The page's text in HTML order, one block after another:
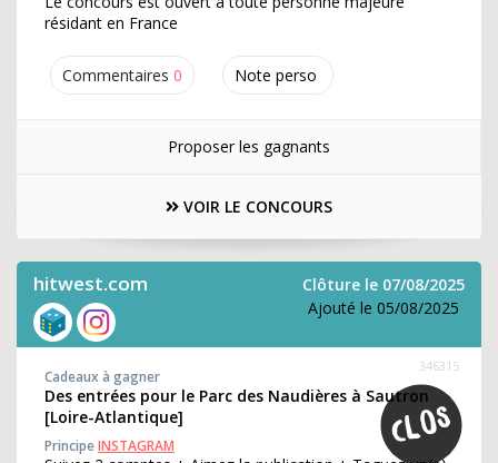
Commentaires 0 Note perso
résidant en France
Proposer les gagnants
VOIR LE CONCOURS
hitwest.com
Clôture le 07/08/2025
Ajouté le 05/08/2025
346315
Cadeaux à gagner
Des entrées pour le Parc des Naudières à Sautron
[Loire-Atlantique]
PrincipeINSTAGRAM